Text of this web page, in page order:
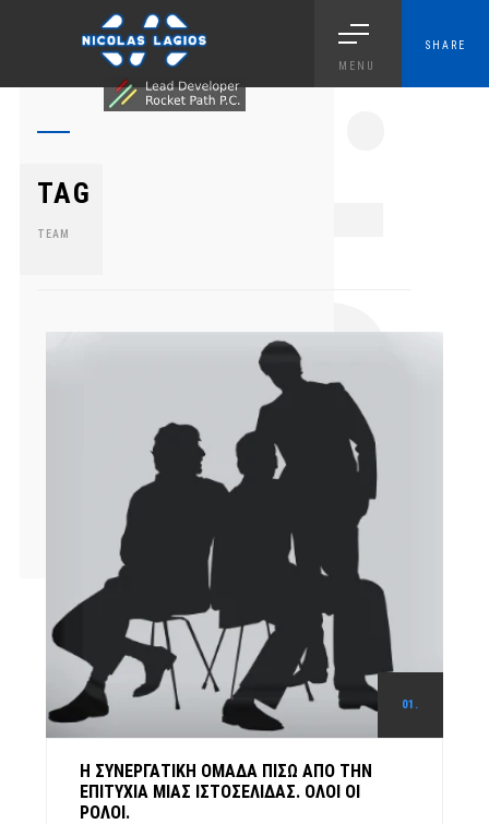
MENU
SHARE
TAG
TEAM
01.
Η ΣΥΝΕΡΓΑΤΙΚΉ ΟΜΆΔΑ ΠΊΣΩ ΑΠΌ ΤΗΝ
ΕΠΙΤΥΧΊΑ ΜΊΑΣ ΙΣΤΟΣΕΛΊΔΑΣ. ΌΛΟΙ ΟΙ
ΡΌΛΟΙ.
0